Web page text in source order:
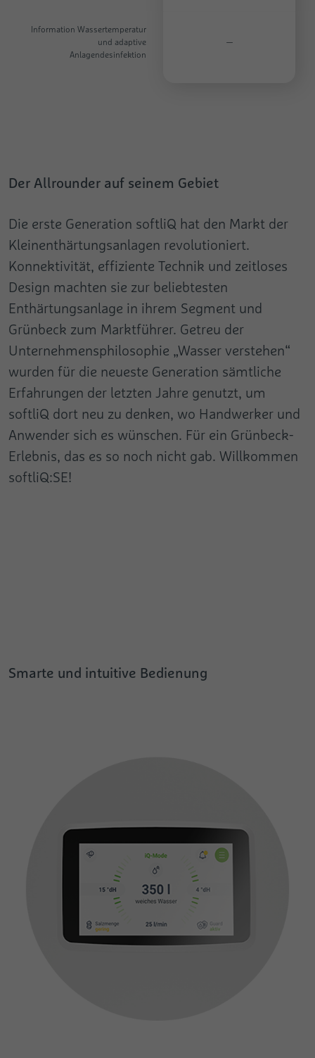
Information Wassertemperatur
und adaptive
Anlagendesinfektion
—
Der Allrounder auf seinem Gebiet
Die erste Generation softliQ hat den Markt der
Kleinenthärtungsanlagen revolutioniert.
Konnektivität, effiziente Technik und zeitloses
Design machten sie zur beliebtesten
Enthärtungsanlage in ihrem Segment und
Grünbeck zum Marktführer. Getreu der
Unternehmensphilosophie „Wasser verstehen“
wurden für die neueste Generation sämtliche
Erfahrungen der letzten Jahre genutzt, um
softliQ dort neu zu denken, wo Handwerker und
Anwender sich es wünschen. Für ein Grünbeck-
Erlebnis, das es so noch nicht gab. Willkommen
softliQ:SE!
Smarte und intuitive Bedienung